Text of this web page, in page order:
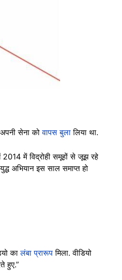
सेना कोवापस बुला लिया था.
में विद्रोही समूहों से जूझ रहे
अभियान इस साल समाप्त हो
कालंबाप्रारूप मिला. वीडियो
हुए.”